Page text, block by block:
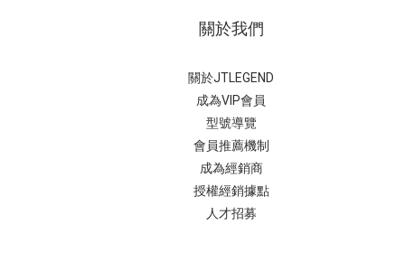
關於我們
關於JTLEGEND
成為VIP會員
型號導覽
會員推薦機制
成為經銷商
授權經銷據點
人才招募